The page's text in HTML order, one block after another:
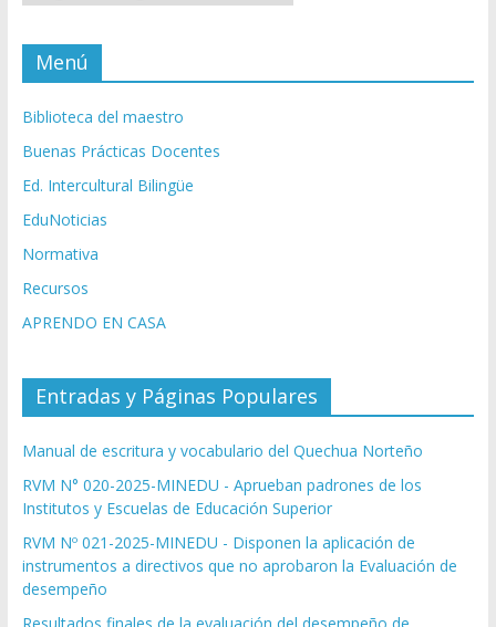
Menú
Biblioteca del maestro
Buenas Prácticas Docentes
Ed. Intercultural Bilingüe
EduNoticias
Normativa
Recursos
APRENDO EN CASA
Entradas y Páginas Populares
Manual de escritura y vocabulario del Quechua Norteño
RVM N° 020-2025-MINEDU - Aprueban padrones de los
Institutos y Escuelas de Educación Superior
RVM Nº 021-2025-MINEDU - Disponen la aplicación de
instrumentos a directivos que no aprobaron la Evaluación de
desempeño